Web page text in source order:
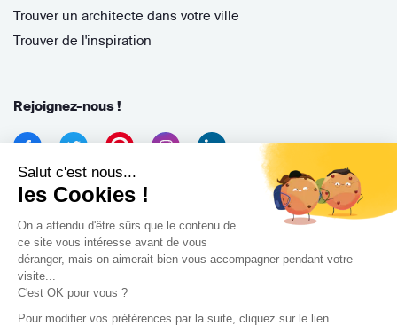
Salut c'est nous...
les Cookies !
On a attendu d'être sûrs que le contenu de
ce site vous intéresse avant de vous
déranger, mais on aimerait bien vous accompagner pendant votre
visite...
C'est OK pour vous ?
Pour modifier vos préférences par la suite, cliquez sur le lien
Trouver un architecte dans votre ville
Trouver de l'inspiration
Rejoignez-nous !
Archidvisor
13 Rue des Cordeliers, 33000 Bordeaux, France